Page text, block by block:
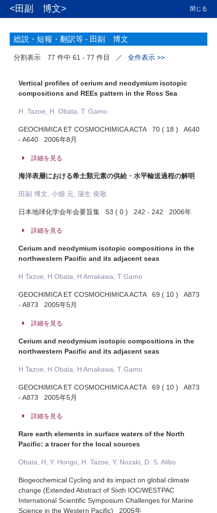
<田副 博文> 閉じる
総説・短報・翻訳等 - 田副 博文
分割表示 77 件中 61 - 77 件目 ／ 全件表示 >>
Vertical profiles of cerium and neodymium isotopic
compositions and REEs pattern in the Ross Sea
H. Tazoe, H. Obata, T. Gamo
GEOCHIMICA ET COSMOCHIMICA ACTA 70 ( 18 ) A640
- A640 2006年8月
詳細を見る
海洋表層における希土類元素の供給・水平輸送過程の解明
田副 博文, 小畑 元, 蒲生 俊敬
日本地球化学会年会要旨集 53 ( 0 ) 242 - 242 2006年
詳細を見る
Cerium and neodymium isotopic compositions in the
northwestern Pacific and its adjacent seas
H Tazoe, H Obata, H Amakawa, T Gamo
GEOCHIMICA ET COSMOCHIMICA ACTA 69 ( 10 ) A873
- A873 2005年5月
詳細を見る
Cerium and neodymium isotopic compositions in the
northwestern Pacific and its adjacent seas
H Tazoe, H Obata, H Amakawa, T Gamo
GEOCHIMICA ET COSMOCHIMICA ACTA 69 ( 10 ) A873
- A873 2005年5月
詳細を見る
Rare earth elements in surface waters of the North
Pacific: a tracer for the local sources
Obata, H, Y. Hongo, H. Tazoe, Y. Nozaki, D. S. Alibo
Biogeochemical Cycling and its impact on global climate
change (Extended Abstract of Sixth IOC/WESTPAC
International Scientific Symposium Challenges for Marine
Science in the Western Pacific) 2005年